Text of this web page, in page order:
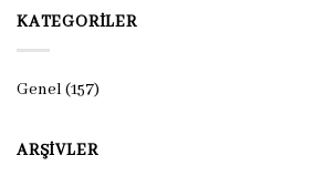
KATEGORILER
Genel(157)
ARŞIVLER